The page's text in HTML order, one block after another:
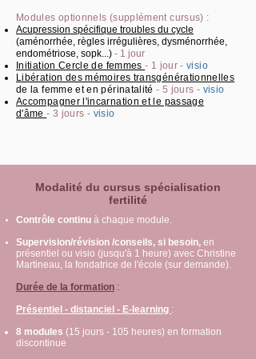
Modules optionnels (supplément cursus) :
Acupression spécifique troubles du cycle
(aménorrhée, règles irrégulières, dysménorrhée,
endométriose, sopk...) - 1 jour
Initiation Cercle de femmes- 1 jour -visio
Libération des mémoires transgénérationnelles
de la femme et en périnatalité- 5 jours - visio
Accompagner l'incarnation et le passage
d'âme- 3 jours - visio
Modalité du cursus spécialisation
fertilité
Contrôle continu à chaque module.
Supervision/révision /conseils, si besoin, en
présentiel ou visio (jusqu'à 1 heure) avec Christine
Martineau, la fondatrice de l'école (sur demande).
Durée de la formation :
Présentiel - distanciel - E-learning :
8 modules (15 jours - 105 heures) en formation
discontinue